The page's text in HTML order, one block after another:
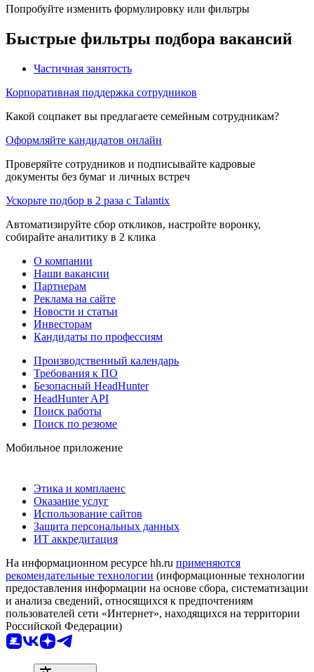
Попробуйте изменить формулировку или фильтры
Быстрые фильтры подбора вакансий
Частичная занятость
Корпоративная поддержка сотрудников
Какой соцпакет вы предлагаете семейным сотрудникам?
Оформляйте кандидатов онлайн
Проверяйте сотрудников и подписывайте кадровые
документы без бумаг и личных встреч
Ускорьте подбор в 2 раза с Talantix
Автоматизируйте сбор откликов, настройте воронку,
собирайте аналитику в 2 клика
О компании
Наши вакансии
Партнерам
Реклама на сайте
Новости и статьи
Инвесторам
Кандидаты по профессиям
Производственный календарь
Требования к ПО
Безопасный HeadHunter
HeadHunter API
Поиск работы
Поиск по резюме
Мобильное приложение
Этика и комплаенс
Оказание услуг
Использование сайтов
Защита персональных данных
ИТ аккредитация
На информационном ресурсе hh.ru применяются
рекомендательные технологии (информационные технологии
предоставления информации на основе сбора, систематизации
и анализа сведений, относящихся к предпочтениям
пользователей сети «Интернет», находящихся на территории
Российской Федерации)